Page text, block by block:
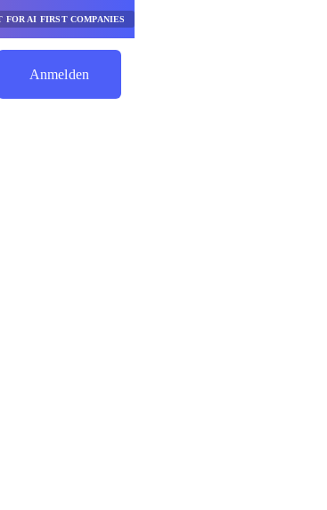
FOR AI FIRST COMPANIES
Anmelden